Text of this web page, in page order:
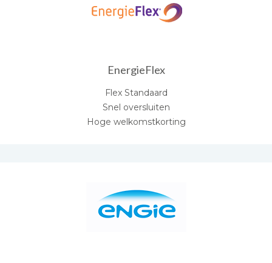
EnergieFlex
Flex Standaard
Snel oversluiten
Hoge welkomstkorting